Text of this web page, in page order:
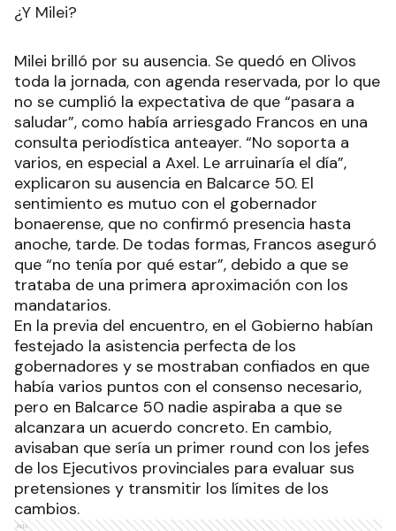
¿Y Milei?
Milei brilló por su ausencia. Se quedó en Olivos
toda la jornada, con agenda reservada, por lo que
no se cumplió la expectativa de que “pasara a
saludar”, como había arriesgado Francos en una
consulta periodística anteayer. “No soporta a
varios, en especial a Axel. Le arruinaría el día”,
explicaron su ausencia en Balcarce 50. El
sentimiento es mutuo con el gobernador
bonaerense, que no confirmó presencia hasta
anoche, tarde. De todas formas, Francos aseguró
que “no tenía por qué estar”, debido a que se
trataba de una primera aproximación con los
mandatarios.
En la previa del encuentro, en el Gobierno habían
festejado la asistencia perfecta de los
gobernadores y se mostraban confiados en que
había varios puntos con el consenso necesario,
pero en Balcarce 50 nadie aspiraba a que se
alcanzara un acuerdo concreto. En cambio,
avisaban que sería un primer round con los jefes
de los Ejecutivos provinciales para evaluar sus
pretensiones y transmitir los límites de los
cambios.
Ads